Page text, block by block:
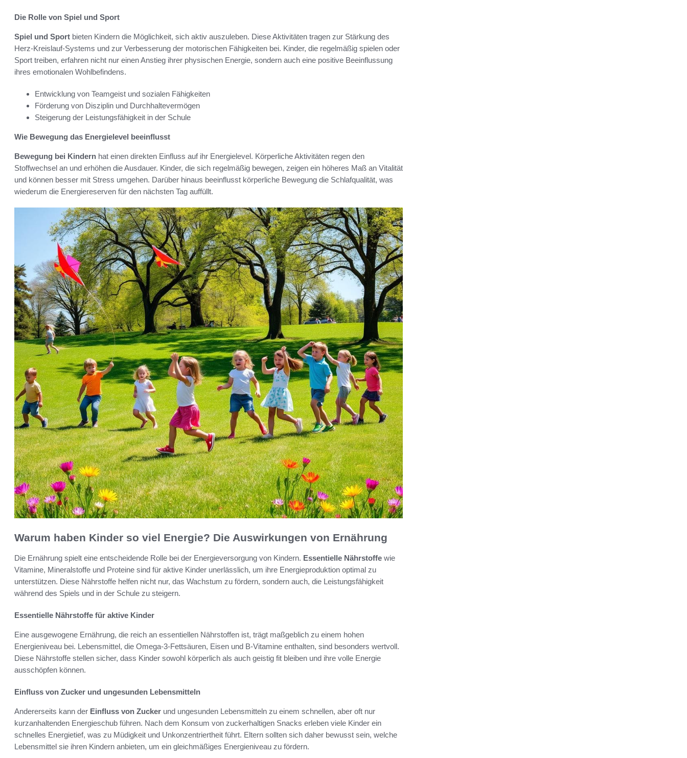
Die Rolle von Spiel und Sport
Spiel und Sport bieten Kindern die Möglichkeit, sich aktiv auszuleben. Diese Aktivitäten tragen zur Stärkung des
Herz-Kreislauf-Systems und zur Verbesserung der motorischen Fähigkeiten bei. Kinder, die regelmäßig spielen oder
Sport treiben, erfahren nicht nur einen Anstieg ihrer physischen Energie, sondern auch eine positive Beeinflussung
ihres emotionalen Wohlbefindens.
Entwicklung von Teamgeist und sozialen Fähigkeiten
Förderung von Disziplin und Durchhaltevermögen
Steigerung der Leistungsfähigkeit in der Schule
Wie Bewegung das Energielevel beeinflusst
Bewegung bei Kindern hat einen direkten Einfluss auf ihr Energielevel. Körperliche Aktivitäten regen den
Stoffwechsel an und erhöhen die Ausdauer. Kinder, die sich regelmäßig bewegen, zeigen ein höheres Maß an Vitalität
und können besser mit Stress umgehen. Darüber hinaus beeinflusst körperliche Bewegung die Schlafqualität, was
wiederum die Energiereserven für den nächsten Tag auffüllt.
Warum haben Kinder so viel Energie? Die Auswirkungen von Ernährung
Die Ernährung spielt eine entscheidende Rolle bei der Energieversorgung von Kindern. Essentielle Nährstoffe wie
Vitamine, Mineralstoffe und Proteine sind für aktive Kinder unerlässlich, um ihre Energieproduktion optimal zu
unterstützen. Diese Nährstoffe helfen nicht nur, das Wachstum zu fördern, sondern auch, die Leistungsfähigkeit
während des Spiels und in der Schule zu steigern.
Essentielle Nährstoffe für aktive Kinder
Eine ausgewogene Ernährung, die reich an essentiellen Nährstoffen ist, trägt maßgeblich zu einem hohen
Energieniveau bei. Lebensmittel, die Omega-3-Fettsäuren, Eisen und B-Vitamine enthalten, sind besonders wertvoll.
Diese Nährstoffe stellen sicher, dass Kinder sowohl körperlich als auch geistig fit bleiben und ihre volle Energie
ausschöpfen können.
Einfluss von Zucker und ungesunden Lebensmitteln
Andererseits kann der Einfluss von Zucker und ungesunden Lebensmitteln zu einem schnellen, aber oft nur
kurzanhaltenden Energieschub führen. Nach dem Konsum von zuckerhaltigen Snacks erleben viele Kinder ein
schnelles Energietief, was zu Müdigkeit und Unkonzentriertheit führt. Eltern sollten sich daher bewusst sein, welche
Lebensmittel sie ihren Kindern anbieten, um ein gleichmäßiges Energieniveau zu fördern.